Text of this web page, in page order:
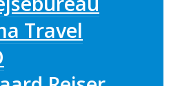
Travel